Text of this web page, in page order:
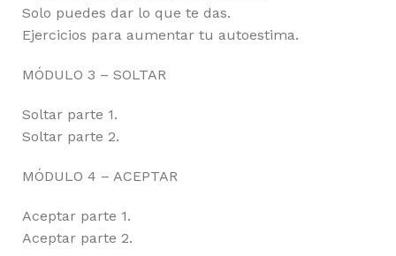
Solo puedes dar lo que te das.
Ejercicios para aumentar tu autoestima.
MÓDULO 3 – SOLTAR
Soltar parte 1.
Soltar parte 2.
MÓDULO 4 – ACEPTAR
Aceptar parte 1.
Aceptar parte 2.